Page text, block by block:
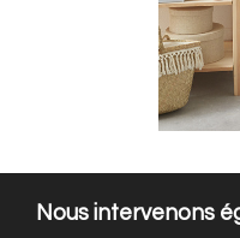
Nous intervenons